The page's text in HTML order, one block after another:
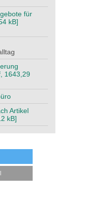
für
kB]
1643,29
Artikel
kB]